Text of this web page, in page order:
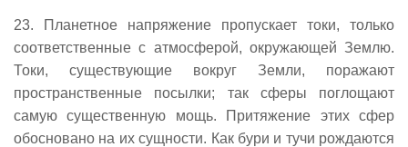
23. Планетное напряжение пропускает токи, только
соответственные с атмосферой, окружающей Землю.
Токи, существующие вокруг Земли, поражают
пространственные посылки; так сферы поглощают
самую существенную мощь. Притяжение этих сфер
обосновано на их сущности. Как бури и тучи рождаются